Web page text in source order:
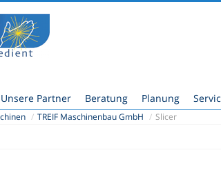
Unsere Partner Beratung Planung
/ TREIF Maschinenbau GmbH / Slicer